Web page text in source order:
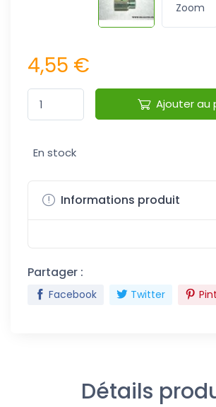
Zoom
4,55 €
Ajouter au
En stock
Informations produit
Partager :
Facebook Twitter
Détails